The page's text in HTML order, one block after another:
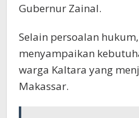
Gubernur Zainal.
Selain persoalan
menyampaikan
warga Kaltara yang
Makassar.